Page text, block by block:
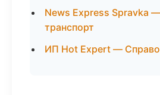
News Express Spravka
транспорт
ИП Hot Expert —